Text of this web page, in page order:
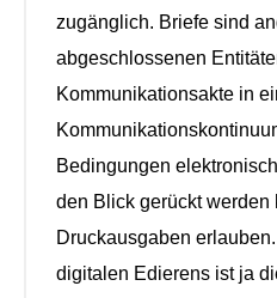
zugänglich. Briefe sind
abgeschlossenen
Kommunikationsakte in
Bedingungen
den Blick gerückt werden
Druckausgaben
digitalen Edierens ist ja